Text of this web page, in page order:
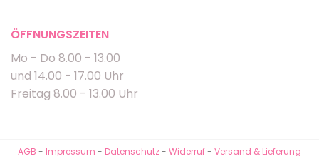
ÖFFNUNGSZEITEN
Mo - Do 8.00 - 13.00
und 14.00 - 17.00 Uhr
Freitag 8.00 - 13.00 Uhr
AGB - Impressum - Datenschutz- Widerruf- Versand & Lieferung